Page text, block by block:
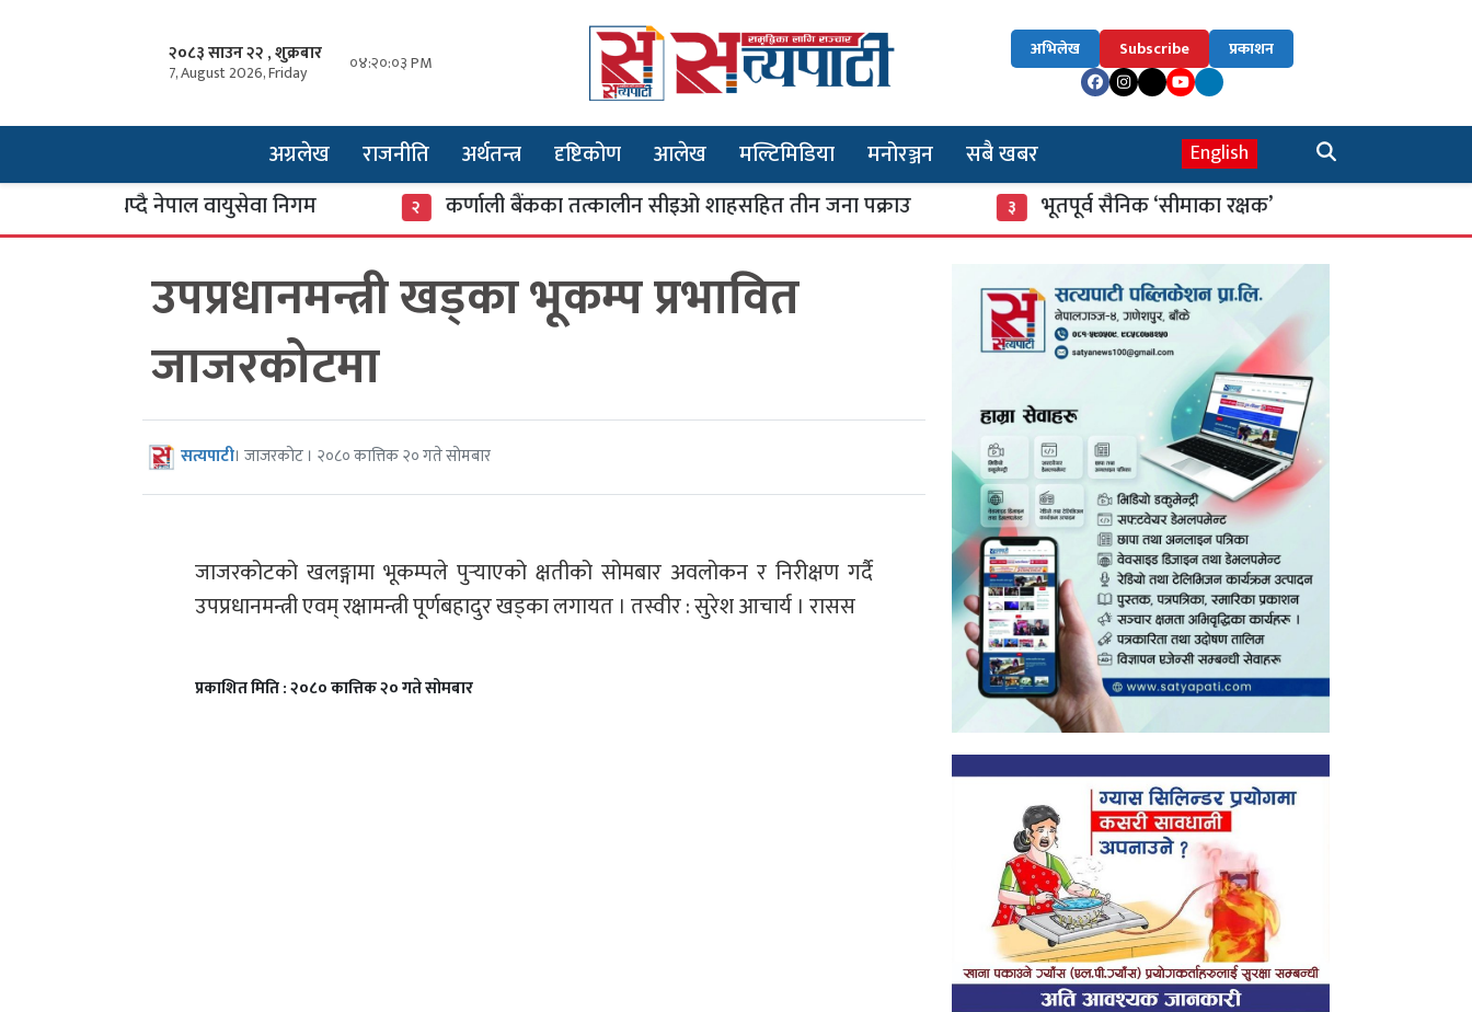
२०८३ साउन २२ , शुक्रबार
7, August 2026, Friday ०४:२०:०४ PM
अभिलेख Subscribe प्रकाशन
अग्रलेख राजनीति अर्थतन्त्र दृष्टिकोण आलेख मल्टिमिडिया मनोरञ्जन सबै खबर English
थप्दै नेपाल वायुसेवा निगम कर्णाली बैंकका तत्कालीन सीइओ शाहसहित तीन जना पक्राउ भूतपूर्व सैनिक ‘सीमाका रक्षक’
उपप्रधानमन्त्री खड्का भूकम्प प्रभावित
जाजरकोटमा
सत्यपाटी। जाजरकोट । २०८० कात्तिक २० गते सोमबार
जाजरकोटको खलङ्गामा भूकम्पले पुर्‍याएको क्षतीको सोमबार अवलोकन र निरीक्षण गर्दै
उपप्रधानमन्त्री एवम् रक्षामन्त्री पूर्णबहादुर खड्का लगायत । तस्वीर : सुरेश आचार्य । रासस
प्रकाशित मिति : २०८० कात्तिक २० गते सोमबार